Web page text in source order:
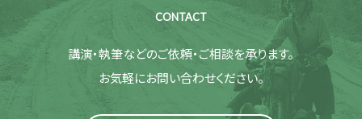
CONTACT
講演・執筆などのご依頼・ご相談を承ります。
お気軽にお問い合わせください。